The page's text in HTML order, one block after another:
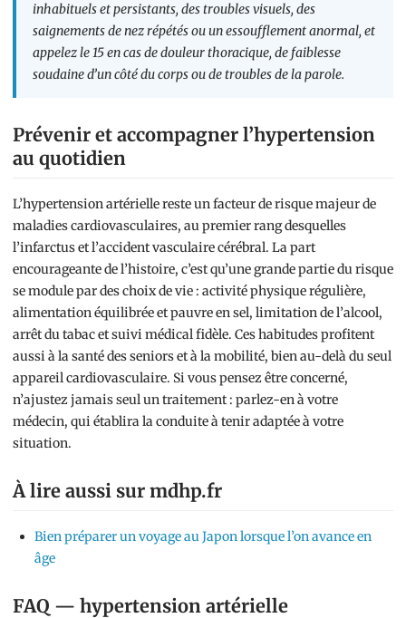
inhabituels et persistants, des troubles visuels, des
saignements de nez répétés ou un essoufflement anormal, et
appelez le 15 en cas de douleur thoracique, de faiblesse
soudaine d’un côté du corps ou de troubles de la parole.
Prévenir et accompagner l’hypertension
au quotidien
L’hypertension artérielle reste un facteur de risque majeur de
maladies cardiovasculaires, au premier rang desquelles
l’infarctus et l’accident vasculaire cérébral. La part
encourageante de l’histoire, c’est qu’une grande partie du risque
se module par des choix de vie : activité physique régulière,
alimentation équilibrée et pauvre en sel, limitation de l’alcool,
arrêt du tabac et suivi médical fidèle. Ces habitudes profitent
aussi à la santé des seniors et à la mobilité, bien au-delà du seul
appareil cardiovasculaire. Si vous pensez être concerné,
n’ajustez jamais seul un traitement : parlez-en à votre
médecin, qui établira la conduite à tenir adaptée à votre
situation.
À lire aussi sur mdhp.fr
Bien préparer un voyage au Japon lorsque l’on avance en
âge
FAQ — hypertension artérielle